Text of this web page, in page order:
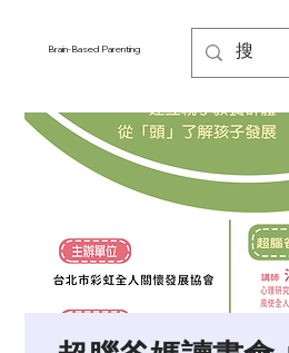
Brain-Based Parenting